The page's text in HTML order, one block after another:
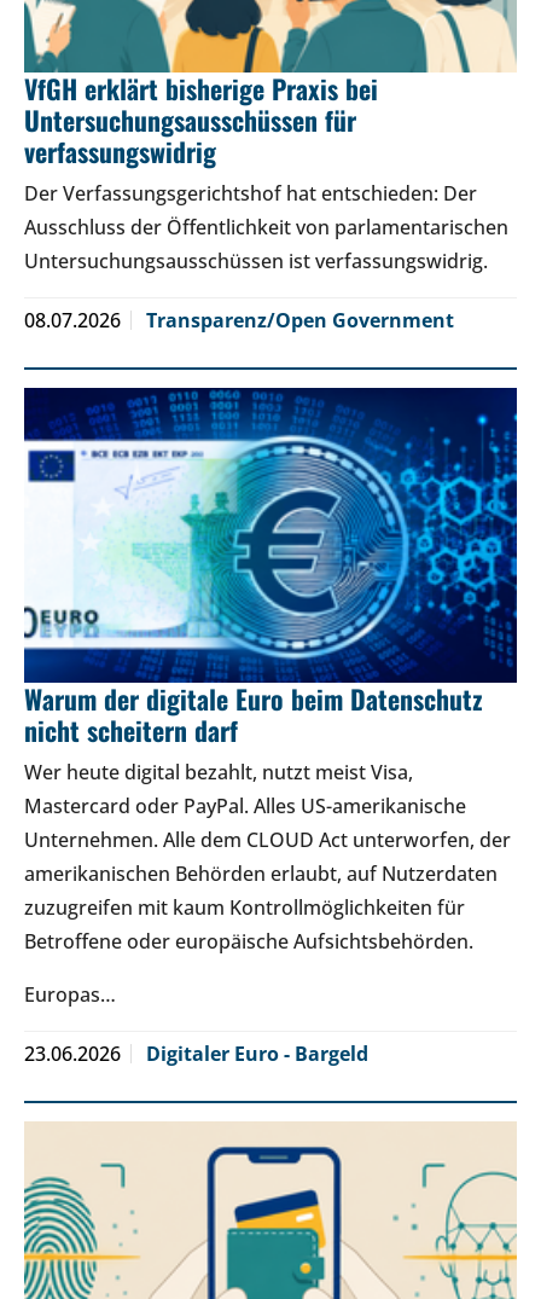
VfGH erklärt bisherige Praxis bei
Untersuchungsausschüssen für
verfassungswidrig
Der Verfassungsgerichtshof hat entschieden: Der
Ausschluss der Öffentlichkeit von parlamentarischen
Untersuchungsausschüssen ist verfassungswidrig.
08.07.2026 Transparenz/Open Government
Warum der digitale Euro beim Datenschutz
nicht scheitern darf
Wer heute digital bezahlt, nutzt meist Visa,
Mastercard oder PayPal. Alles US-amerikanische
Unternehmen. Alle dem CLOUD Act unterworfen, der
amerikanischen Behörden erlaubt, auf Nutzerdaten
zuzugreifen mit kaum Kontrollmöglichkeiten für
Betroffene oder europäische Aufsichtsbehörden.
Europas…
23.06.2026 Digitaler Euro - Bargeld